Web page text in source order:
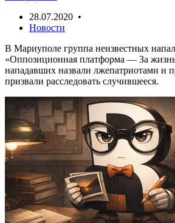
28.07.2020 •
Новости
В Мариуполе группа неизвестных
«Оппозиционная платформа — За
нападавших назвали лжепатриотами и
призвали расследовать случившееся.